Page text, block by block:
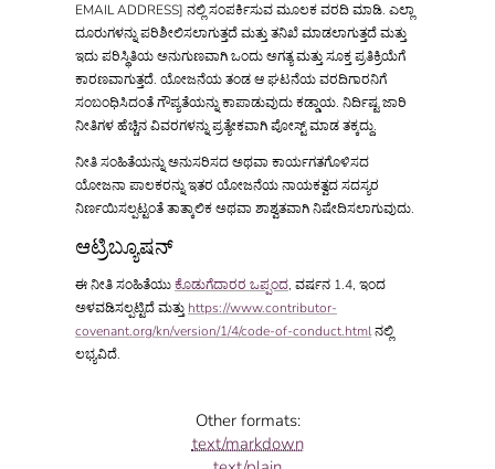
EMAIL ADDRESS] ನಲ್ಲಿ ಸಂಪರ್ಕಿಸುವ ಮೂಲಕ ವರದಿ ಮಾಡಿ. ಎಲ್ಲಾ
ದೂರುಗಳನ್ನು ಪರಿಶೀಲಿಸಲಾಗುತ್ತದೆ ಮತ್ತು ತನಿಖೆ ಮಾಡಲಾಗುತ್ತದೆ ಮತ್ತು
ಇದು ಪರಿಸ್ಥಿತಿಯ ಅನುಗುಣವಾಗಿ ಒಂದು ಅಗತ್ಯ ಮತ್ತು ಸೂಕ್ತ ಪ್ರತಿಕ್ರಿಯೆಗೆ
ಕಾರಣವಾಗುತ್ತದೆ. ಯೋಜನೆಯ ತಂಡ ಆ ಘಟನೆಯ ವರದಿಗಾರನಿಗೆ
ಸಂಬಂಧಿಸಿದಂತೆ ಗೌಪ್ಯತೆಯನ್ನು ಕಾಪಾಡುವುದು ಕಡ್ಡಾಯ. ನಿರ್ದಿಷ್ಟ ಜಾರಿ
ನೀತಿಗಳ ಹೆಚ್ಚಿನ ವಿವರಗಳನ್ನು ಪ್ರತ್ಯೇಕವಾಗಿ ಪೋಸ್ಟ್ ಮಾಡ ತಕ್ಕದ್ದು.
ನೀತಿ ಸಂಹಿತೆಯನ್ನು ಅನುಸರಿಸದ ಅಥವಾ ಕಾರ್ಯಗತಗೊಳಿಸದ
ಯೋಜನಾ ಪಾಲಕರನ್ನು ಇತರ ಯೋಜನೆಯ ನಾಯಕತ್ವದ ಸದಸ್ಯರ
ನಿರ್ಣಯಿಸಲ್ಪಟ್ಟಂತೆ ತಾತ್ಕಾಲಿಕ ಅಥವಾ ಶಾಶ್ವತವಾಗಿ ನಿಷೇದಿಸಲಾಗುವುದು.
ಆಟ್ರಿಬ್ಯೂಷನ್
ಈ ನೀತಿ ಸಂಹಿತೆಯುಕೊಡುಗೆದಾರರ ಒಪ್ಪಂದ, ವರ್ಷನ 1.4, ಇಂದ
ಅಳವಡಿಸಲ್ಪಟ್ಟಿದೆ ಮತ್ತು https://www.contributor-
covenant.org/kn/version/1/4/code-of-conduct.htmlನಲ್ಲಿ
ಲಭ್ಯವಿದೆ.
Other formats:
text/markdown